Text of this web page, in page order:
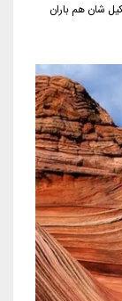
شان هم باران